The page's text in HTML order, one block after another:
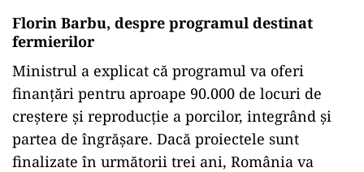
Florin Barbu, despre programul destinat
fermierilor
Ministrul a explicat că programul va oferi
finanțări pentru aproape 90.000 de locuri de
creștere și reproducție a porcilor, integrând și
partea de îngrășare. Dacă proiectele sunt
finalizate în următorii trei ani, România va